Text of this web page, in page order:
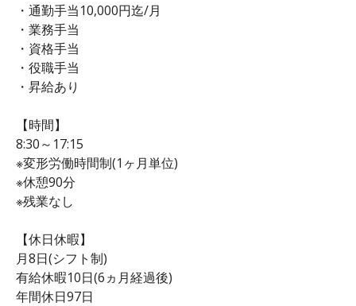
・通勤手当10,000円迄/月
・業務手当
・資格手当
・役職手当
・昇給あり
【時間】
8:30～17:15
※変形労働時間制(1ヶ月単位)
※休憩90分
※残業なし
【休日休暇】
月8日(シフト制)
有給休暇10日(6ヵ月経過後)
年間休日97日